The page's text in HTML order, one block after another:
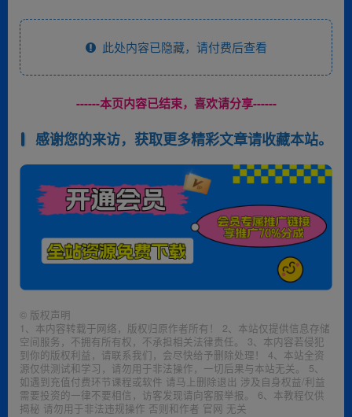
此处内容已隐藏，请付费后查看
------本页内容已结束，喜欢请分享------
感谢您的来访，获取更多精彩文章请收藏本站。
© 版权声明
1、本内容转载于网络，版权归原作者所有！ 2、本站仅提供信息存储
空间服务，不拥有所有权，不承担相关法律责任。 3、本内容若侵犯
到你的版权利益，请联系我们，会尽快给予删除处理！ 4、本站全资
源仅供测试和学习，请勿用于非法操作，一切后果与本站无关。 5、
如遇到充值付费环节课程或软件 请马上删除退出 涉及自身权益/利益
需要投资的一律不要相信，访客发现请向客服举报。 6、本教程仅供
揭秘 请勿用于非法违规操作 否则和作者 官网 无关